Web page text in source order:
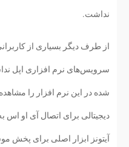
نداشت.
از طرف دیگر بسیاری از
سرویس‌های نرم افزاری اپل
شده در این نرم افزار را
دیجیتالی برای اتصال آی او اس
آیتونز ابزار اصلی برای پخش